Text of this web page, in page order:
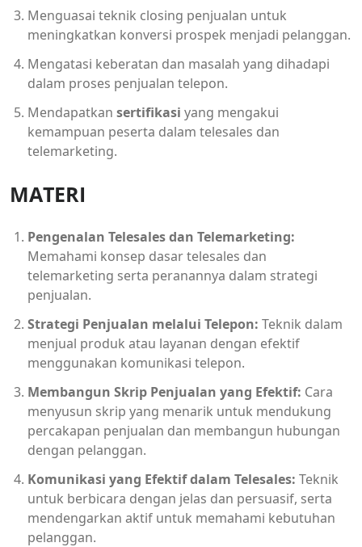
Menguasai teknik closing penjualan untuk
meningkatkan konversi prospek menjadi pelanggan.
Mengatasi keberatan dan masalah yang dihadapi
dalam proses penjualan telepon.
Mendapatkan sertifikasi yang mengakui
kemampuan peserta dalam telesales dan
telemarketing.
MATERI
Pengenalan Telesales dan Telemarketing:
Memahami konsep dasar telesales dan
telemarketing serta peranannya dalam strategi
penjualan.
Strategi Penjualan melalui Telepon: Teknik dalam
menjual produk atau layanan dengan efektif
menggunakan komunikasi telepon.
Membangun Skrip Penjualan yang Efektif: Cara
menyusun skrip yang menarik untuk mendukung
percakapan penjualan dan membangun hubungan
dengan pelanggan.
Komunikasi yang Efektif dalam Telesales: Teknik
untuk berbicara dengan jelas dan persuasif, serta
mendengarkan aktif untuk memahami kebutuhan
pelanggan.